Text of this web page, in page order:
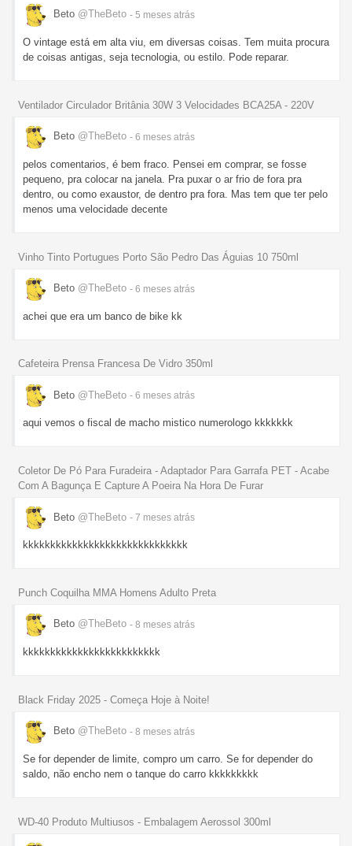
Beto @TheBeto - 5 meses atrás
O vintage está em alta viu, em diversas coisas. Tem muita procura
de coisas antigas, seja tecnologia, ou estilo. Pode reparar.
Ventilador Circulador Britânia 30W 3 Velocidades BCA25A - 220V
Beto @TheBeto - 6 meses atrás
pelos comentarios, é bem fraco. Pensei em comprar, se fosse
pequeno, pra colocar na janela. Pra puxar o ar frio de fora pra
dentro, ou como exaustor, de dentro pra fora. Mas tem que ter pelo
menos uma velocidade decente
Vinho Tinto Portugues Porto São Pedro Das Águias 10 750ml
Beto @TheBeto - 6 meses atrás
achei que era um banco de bike kk
Cafeteira Prensa Francesa De Vidro 350ml
Beto @TheBeto - 6 meses atrás
aqui vemos o fiscal de macho mistico numerologo kkkkkkk
Coletor De Pó Para Furadeira - Adaptador Para Garrafa PET - Acabe
Com A Bagunça E Capture A Poeira Na Hora De Furar
Beto @TheBeto - 7 meses atrás
kkkkkkkkkkkkkkkkkkkkkkkkkkkkkk
Punch Coquilha MMA Homens Adulto Preta
Beto @TheBeto - 8 meses atrás
kkkkkkkkkkkkkkkkkkkkkkkkk
Black Friday 2025 - Começa Hoje à Noite!
Beto @TheBeto - 8 meses atrás
Se for depender de limite, compro um carro. Se for depender do
saldo, não encho nem o tanque do carro kkkkkkkkk
WD-40 Produto Multiusos - Embalagem Aerossol 300ml